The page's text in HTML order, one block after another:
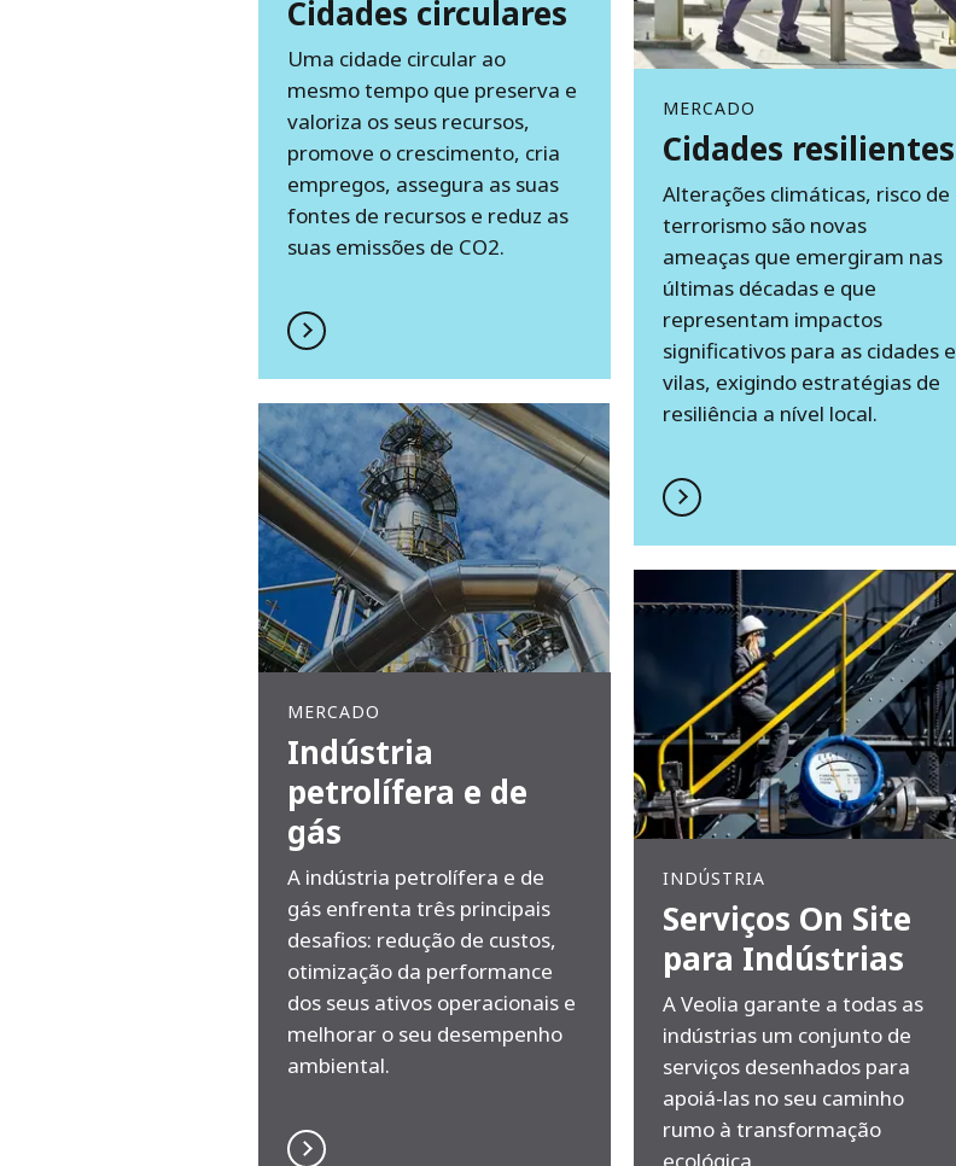
Cidades circulares
Uma cidade circular ao
mesmo tempo que preserva e
valoriza os seus recursos,
promove o crescimento, cria
empregos, assegura as suas
fontes de recursos e reduz as
suas emissões de CO2.
MERCADO
Cidades resilientes
Alterações climáticas, risco de
terrorismo são novas
ameaças que emergiram nas
últimas décadas e que
representam impactos
significativos para as cidades e
vilas, exigindo estratégias de
resiliência a nível local.
MERCADO
Indústria
petrolífera e de
gás
A indústria petrolífera e de
gás enfrenta três principais
desafios: redução de custos,
otimização da performance
dos seus ativos operacionais e
melhorar o seu desempenho
ambiental.
INDÚSTRIA
Serviços On Site
para Indústrias
A Veolia garante a todas as
indústrias um conjunto de
serviços desenhados para
apoiá-las no seu caminho
rumo à transformação
ecológica.